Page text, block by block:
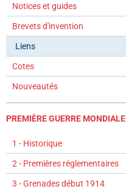
Notices et guides
Brevets d'invention
Liens
Cotes
Nouveautés
PREMIÈRE GUERRE MONDIALE
1 - Historique
2 - Premières réglementaires
3 - Grenades début 1914